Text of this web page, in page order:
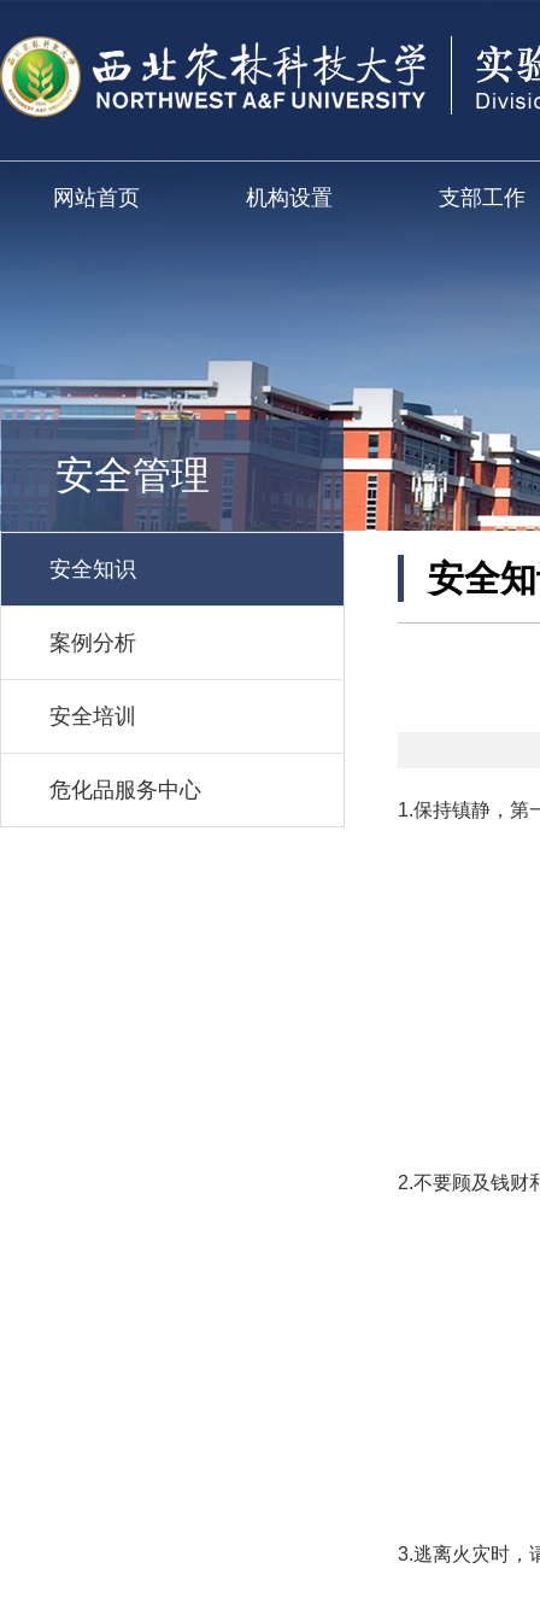
网站首页 机构设置 支部工作
安全管理
安全知识
案例分析
安全培训
危化品服务中心
安全
1.保持镇静，第
2.不要顾及钱财
3.逃离火灾时，